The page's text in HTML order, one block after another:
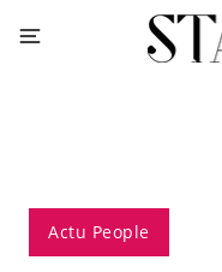
Actu People